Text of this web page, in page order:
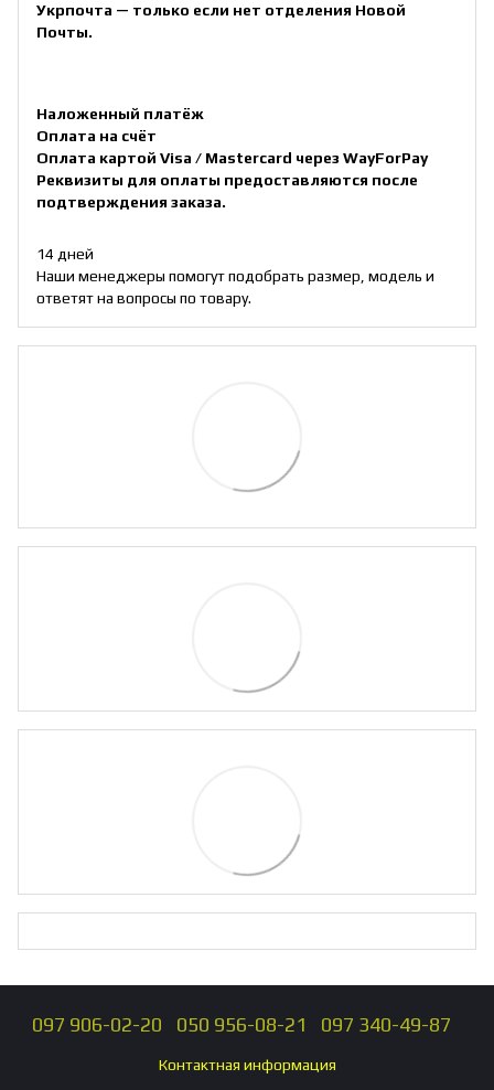
Укрпочта — только если нет отделения Новой
Почты.
Наложенный платёж
Оплата на счёт
Оплата картой Visa / Mastercard через WayForPay
Реквизиты для оплаты предоставляются после
подтверждения заказа.
14 дней
Наши менеджеры помогут подобрать размер, модель и
ответят на вопросы по товару.
097 906-02-20 050 956-08-21 097 340-49-87
Контактная информация